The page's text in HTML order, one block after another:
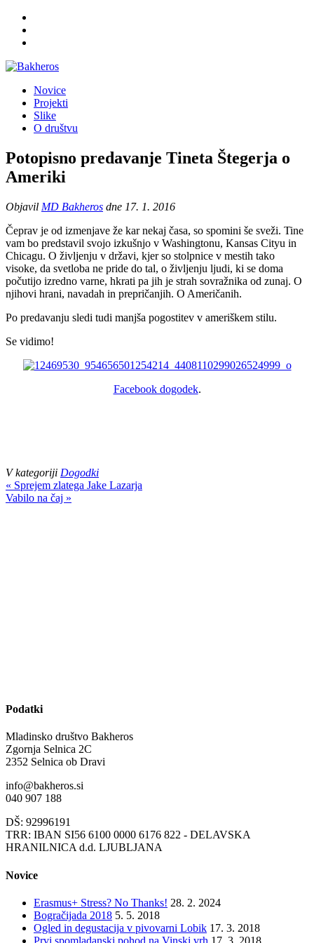
Novice
Projekti
Slike
O društvu
Potopisno predavanje Tineta Štegerja o
Ameriki
Objavil MD Bakheros dne 17. 1. 2016
Čeprav je od izmenjave že kar nekaj časa, so spomini še sveži. Tine
vam bo predstavil svojo izkušnjo v Washingtonu, Kansas Cityu in
Chicagu. O življenju v državi, kjer so stolpnice v mestih tako
visoke, da svetloba ne pride do tal, o življenju ljudi, ki se doma
počutijo izredno varne, hkrati pa jih je strah sovražnika od zunaj. O
njihovi hrani, navadah in prepričanjih. O Američanih.
Po predavanju sledi tudi manjša pogostitev v ameriškem stilu.
Se vidimo!
Facebook dogodek.
V kategoriji Dogodki
« Sprejem zlatega Jake Lazarja
Vabilo na čaj »
Podatki
Mladinsko društvo Bakheros
Zgornja Selnica 2C
2352 Selnica ob Dravi
info@bakheros.si
040 907 188
DŠ: 92996191
TRR: IBAN SI56 6100 0000 6176 822 - DELAVSKA
HRANILNICA d.d. LJUBLJANA
Novice
Erasmus+ Stress? No Thanks! 28. 2. 2024
Bogračijada 2018 5. 5. 2018
Ogled in degustacija v pivovarni Lobik 17. 3. 2018
Prvi spomladanski pohod na Vinski vrh 17. 3. 2018